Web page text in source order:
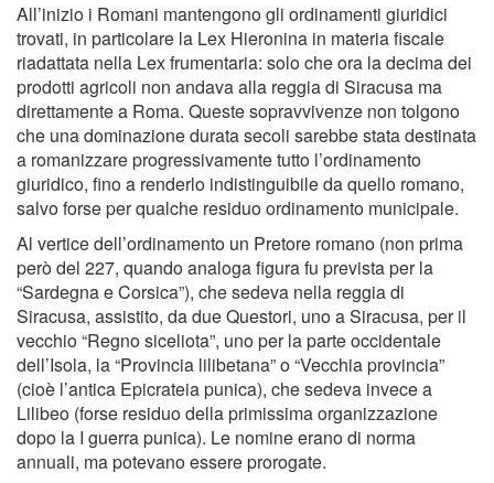
All’inizio i Romani mantengono gli ordinamenti giuridici
trovati, in particolare la Lex Hieronina in materia fiscale
riadattata nella Lex frumentaria: solo che ora la decima dei
prodotti agricoli non andava alla reggia di Siracusa ma
direttamente a Roma. Queste sopravvivenze non tolgono
che una dominazione durata secoli sarebbe stata destinata
a romanizzare progressivamente tutto l’ordinamento
giuridico, fino a renderlo indistinguibile da quello romano,
salvo forse per qualche residuo ordinamento municipale.
Al vertice dell’ordinamento un Pretore romano (non prima
però del 227, quando analoga figura fu prevista per la
“Sardegna e Corsica”), che sedeva nella reggia di
Siracusa, assistito, da due Questori, uno a Siracusa, per il
vecchio “Regno siceliota”, uno per la parte occidentale
dell’Isola, la “Provincia lilibetana” o “Vecchia provincia”
(cioè l’antica Epicrateia punica), che sedeva invece a
Lilibeo (forse residuo della primissima organizzazione
dopo la I guerra punica). Le nomine erano di norma
annuali, ma potevano essere prorogate.